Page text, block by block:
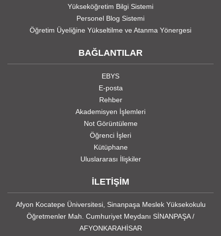
Yükseköğretim Bilgi Sistemi
Personel Blog Sistemi
Öğretim Üyeliğine Yükseltilme ve Atanma Yönergesi
BAĞLANTILAR
EBYS
E-posta
Rehber
Akademisyen İşlemleri
Not Görüntüleme
Öğrenci İşleri
Kütüphane
Uluslararası İlişkiler
İLETİŞİM
Afyon Kocatepe Üniversitesi, Sinanpaşa Meslek Yüksekokulu
Öğretmenler Mah. Cumhuriyet Meydanı SİNANPAŞA /
AFYONKARAHİSAR